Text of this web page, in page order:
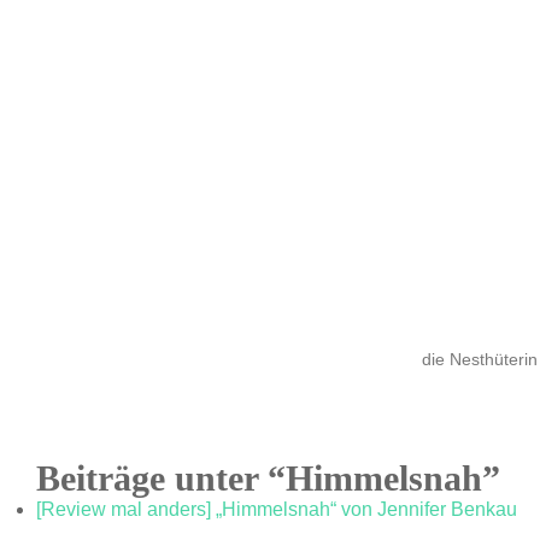
die Nesthüterin
Beiträge unter “Himmelsnah”
[Review mal anders] „Himmelsnah“ von Jennifer Benkau